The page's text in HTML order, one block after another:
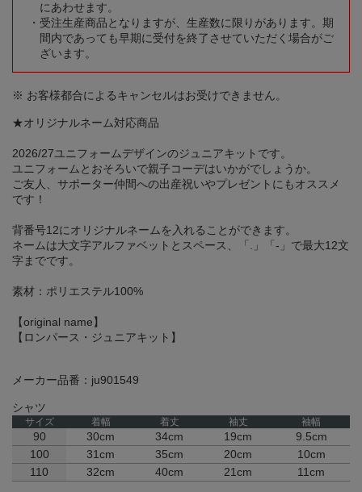
にあわせます。
受注生産商品となりますが、生産数に限りがあります。期
間内であっても早期に受付を終了させていただく場合がご
ざいます。
※ お客様都合によるキャンセルはお受けできません。
★オリジナルネーム対応商品
2026/27ユニフォームデザインのジュニアキットです。
ユニフォームとおそろいで親子コーデはいかがでしょうか。
ご友人、サポーター仲間への出産祝いやプレゼントにもオススメ
です！
背番号12にオリジナルネームを入れることができます。
ネームは大文字アルファベットとスペース、「.」「-」で最大12文
字までです。
素材：ポリエステル100%
【original name】
【ロンパース・ジュニアキット】
メーカー品番：ju901549
シャツ
サイズ 着幅 着丈 袖丈 袖幅
90 30cm 34cm 19cm
9.5cm
100
31cm 35cm 20cm
10cm
110
32cm 40cm 21cm 11cm